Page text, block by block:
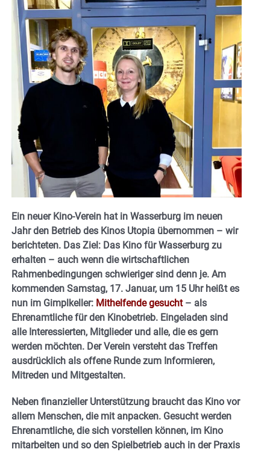
Ein neuer Kino-Verein hat in Wasserburg im neuen
Jahr den Betrieb des Kinos Utopia übernommen – wir
berichteten. Das Ziel: Das Kino für Wasserburg zu
erhalten – auch wenn die wirtschaftlichen
Rahmenbedingungen schwieriger sind denn je. Am
kommenden Samstag, 17. Januar, um 15 Uhr heißt es
nun im Gimplkeller: Mithelfende gesucht– als
Ehrenamtliche für den Kinobetrieb. Eingeladen sind
alle Interessierten, Mitglieder und alle, die es gern
werden möchten. Der Verein versteht das Treffen
ausdrücklich als offene Runde zum Informieren,
Mitreden und Mitgestalten.
Neben finanzieller Unterstützung braucht das Kino vor
allem Menschen, die mit anpacken. Gesucht werden
Ehrenamtliche, die sich vorstellen können, im Kino
mitarbeiten und so den Spielbetrieb auch in der Praxis